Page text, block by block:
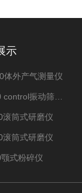
示
体外产气测量仪
滚筒式研磨仪
滚筒式研磨仪
式粉碎仪